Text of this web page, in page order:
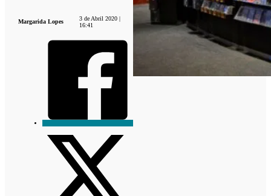
Margarida Lopes
3 de Abril 2020 |
16:41